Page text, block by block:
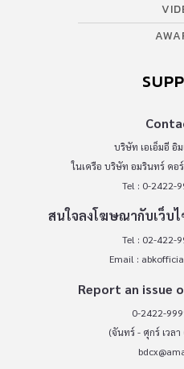
บริษัท เอเอ็มอี อิ
ในเครือ บริษัท อมรินทร์ คอ
Tel : 0-2422-
สนใจลงโฆษณากับเว็บไ
Tel : 02-422-
Email :
Report an issue
0-2422-
(จันทร์ - ศุกร์ เวล